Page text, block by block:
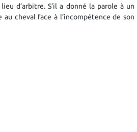
d’arbitre. S’il a donné la parole à un
cheval face à l’incompétence de son